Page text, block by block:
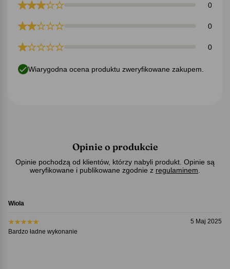
0
0
0
Wiarygodna ocena produktu zweryfikowane zakupem.
Opinie o produkcie
Opinie pochodzą od klientów, którzy nabyli produkt. Opinie są
weryfikowane i publikowane zgodnie z regulaminem
Wiola
5 Maj 2025
Bardzo ładne wykonanie